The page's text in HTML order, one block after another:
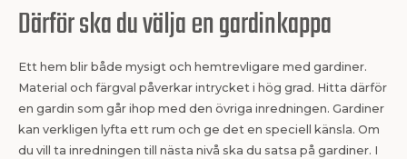
Därför ska du välja en gardinkappa
Ett hem blir både mysigt och hemtrevligare med gardiner.
Material och färgval påverkar intrycket i hög grad. Hitta därför
en gardin som går ihop med den övriga inredningen. Gardiner
kan verkligen lyfta ett rum och ge det en speciell känsla. Om
du vill ta inredningen till nästa nivå ska du satsa på gardiner. I